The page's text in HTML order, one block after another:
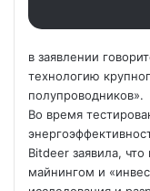
в заявлении
технологию
полупроводников».
Во время
Bitdeer заявила,
майнингом и